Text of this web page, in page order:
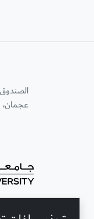
عجمان،